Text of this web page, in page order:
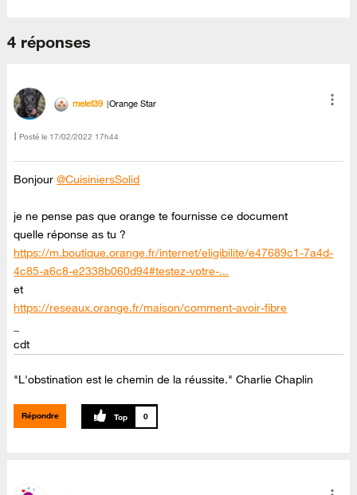
4 réponses
melet39 Orange Star
Posté le ‎17/02/2022 17h44
Bonjour@CuisiniersSolid
je ne pense pas que orange te fournisse ce document
quelle réponse as tu ?
https://m.boutique.orange.fr/internet/eligibilite/e47689c1-7a4d-
4c85-a6c8-e2338b060d94#testez-votre-...
et
https://reseaux.orange.fr/maison/comment-avoir-fibre
cdt
"L'obstination est le chemin de la réussite." Charlie Chaplin
Répondre 0